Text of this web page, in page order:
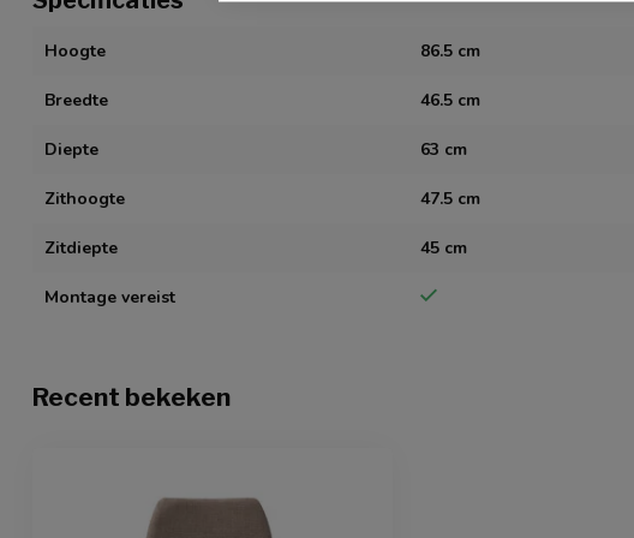
Hoogte 86.5 cm
Breedte 46.5 cm
Diepte 63 cm
Zithoogte 47.5 cm
Zitdiepte 45 cm
Montage vereist
Recent bekeken